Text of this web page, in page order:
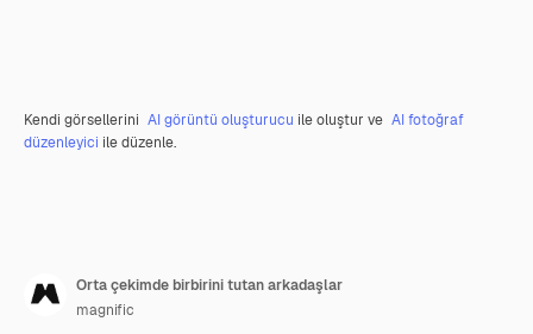
Kendi görsellerini AI görüntü oluşturucu ile oluştur ve AI fotoğraf
düzenleyici ile düzenle.
Orta çekimde birbirini tutan arkadaşlar
magnific